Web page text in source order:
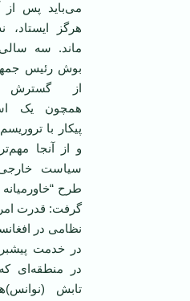
می‌بايد پس از
هرگز ايستاد،
ماند. سه
بوش رئيس
از گسترش
همچون يک
پيکار با
و از آنجا
سياست خارجی
طرح
گرفت: قدرت
نظامی در
در خدمت
در منطقه‌ای
تابش